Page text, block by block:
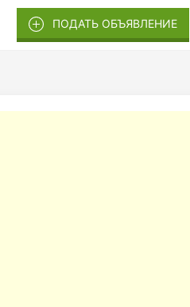
ПОДАТЬ ОБЪЯВЛЕНИЕ